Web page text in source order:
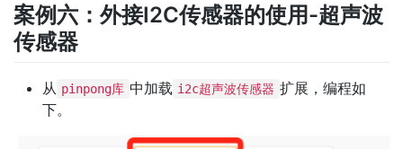
案例六：外接I2C传感器的使用-超声波
传感器
从 pinpong库 中加载 i2c超声波传感器 扩展，编程如
下。